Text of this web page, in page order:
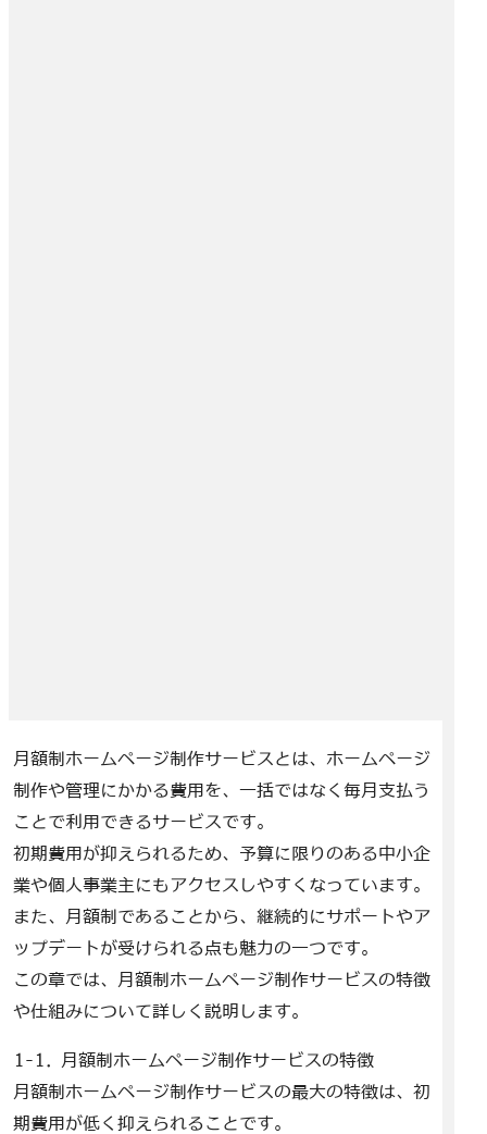
月額制ホームページ制作サービスとは、ホームページ
制作や管理にかかる費用を、一括ではなく毎月支払う
ことで利用できるサービスです。
初期費用が抑えられるため、予算に限りのある中小企
業や個人事業主にもアクセスしやすくなっています。
また、月額制であることから、継続的にサポートやア
ップデートが受けられる点も魅力の一つです。
この章では、月額制ホームページ制作サービスの特徴
や仕組みについて詳しく説明します。
1-1. 月額制ホームページ制作サービスの特徴
月額制ホームページ制作サービスの最大の特徴は、初
期費用が低く抑えられることです。